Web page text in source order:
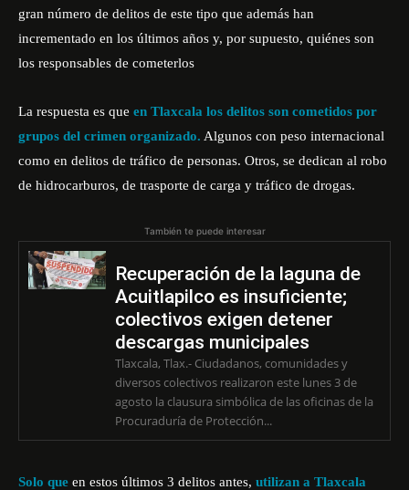
gran número de delitos de este tipo que además han
incrementado en los últimos años y, por supuesto, quiénes son
los responsables de cometerlos
La respuesta es que en Tlaxcala los delitos son cometidos por
grupos del crimen organizado. Algunos con peso internacional
como en delitos de tráfico de personas. Otros, se dedican al robo
de hidrocarburos, de trasporte de carga y tráfico de drogas.
También te puede interesar
Recuperación de la laguna de
Acuitlapilco es insuficiente;
colectivos exigen detener
descargas municipales
Tlaxcala, Tlax.- Ciudadanos, comunidades y
diversos colectivos realizaron este lunes 3 de
agosto la clausura simbólica de las oficinas de la
Procuraduría de Protección...
Solo que en estos últimos 3 delitos antes, utilizan a Tlaxcala